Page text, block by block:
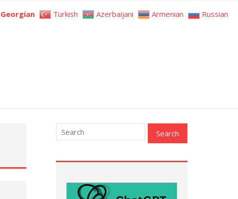
Georgian Turkish Azerbaijani Armenian Russian